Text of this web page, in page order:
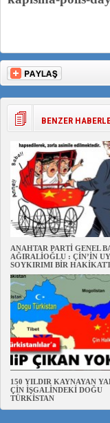
BENZER
ANAHTAR PARTİ GENEL
AĞIRALİOĞLU : ÇİN’İN
SOYKIRIMI BİR
150 YILDIR KAYNAYAN
ÇİN İŞGALİNDEKİ DOĞU
TÜRKİSTAN